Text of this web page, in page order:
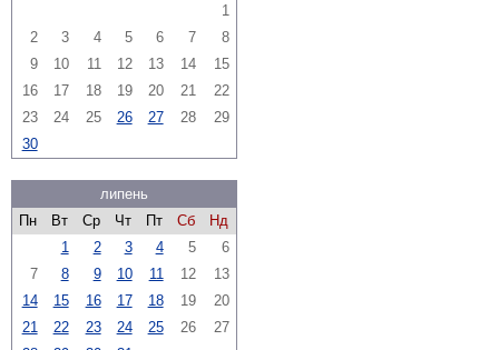
1
2
3 4 5 6 7
8
9
10 11 12 13 14
15
16
17 18 19 20 21
22
23
24 25 26 27 28
29
30
липень
Пн
Вт Ср Чт Пт Сб
Нд
1
2 3 4 5
6
7
8 9 10 11 12
13
14
15 16 17 18 19
20
21
22 23 24 25 26
27